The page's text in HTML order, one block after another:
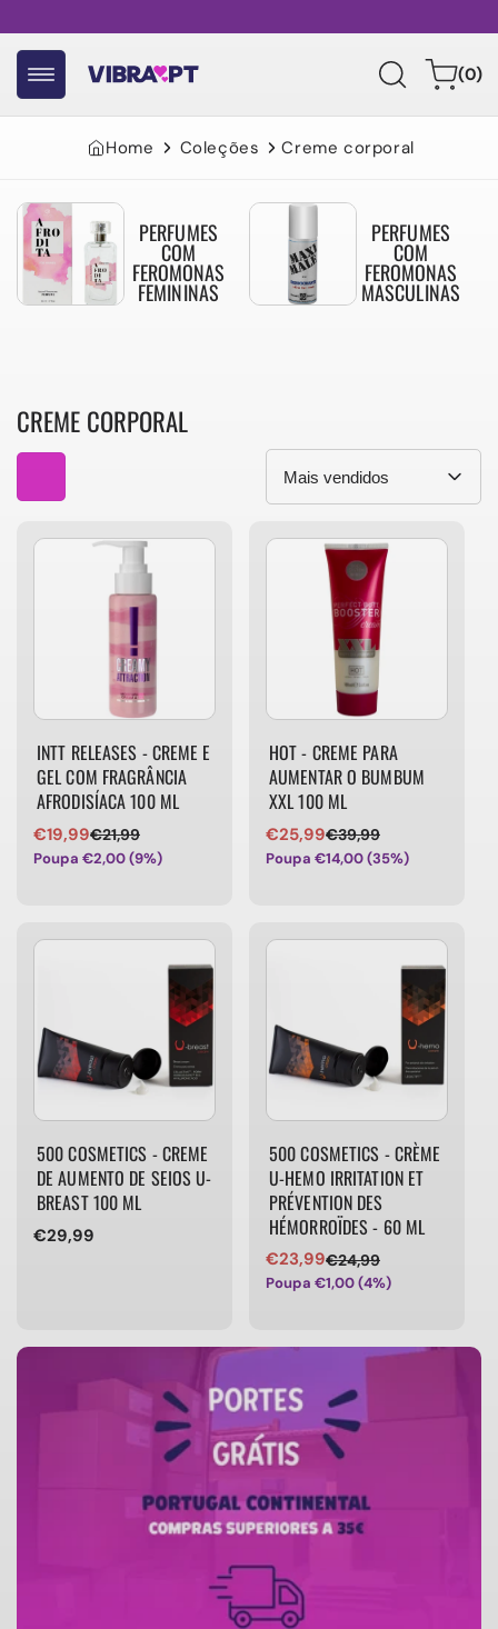
conteúdo
Carrinho
(0)
0
itens
Home Coleções Creme corporal
PERFUMES
COM
FEROMONAS
FEMININAS
PERFUMES
COM
FEROMONAS
MASCULINAS
Coleção:
CREME CORPORAL
INTT RELEASES - CREME E
GEL COM FRAGRÂNCIA
AFRODISÍACA 100 ML
Preço
de
€19,99
Preço
normal
€21,99
Poupa €2,00 (9%)
HOT - CREME PARA
AUMENTAR O BUMBUM
XXL 100 ML
Preço
de
€25,99
Preço
normal
€39,99
Poupa €14,00 (35%)
500 COSMETICS - CREME
DE AUMENTO DE SEIOS U-
BREAST 100 ML
Preço
€29,99
500 COSMETICS - CRÈME
U-HEMO IRRITATION ET
PRÉVENTION DES
HÉMORROÏDES - 60 ML
Preço
de
€23,99
Preço
normal
€24,99
Poupa €1,00 (4%)